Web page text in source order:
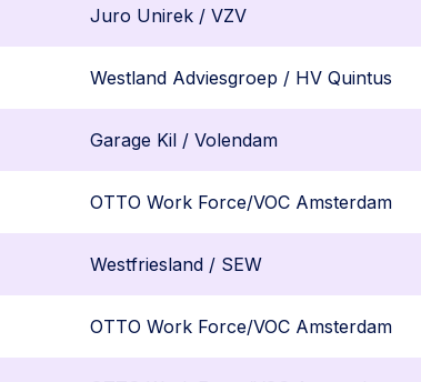
Juro Unirek / VZV
Westland Adviesgroep / HV Quintus
Garage Kil / Volendam
OTTO Work Force/VOC Amsterdam
Westfriesland / SEW
OTTO Work Force/VOC Amsterdam